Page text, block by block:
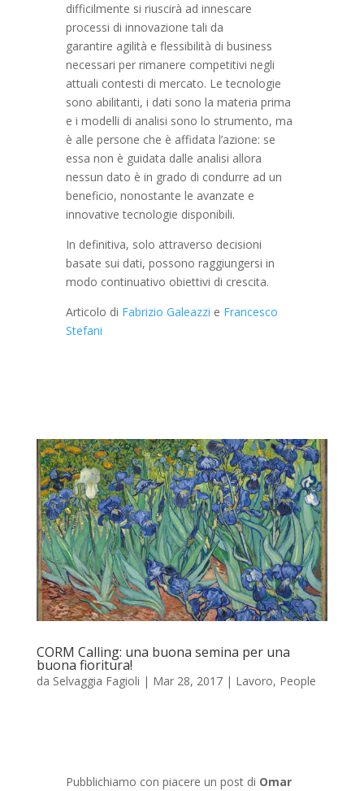
difficilmente si riuscirà ad innescare
processi di innovazione tali da
garantire agilità e flessibilità di business
necessari per rimanere competitivi negli
attuali contesti di mercato. Le tecnologie
sono abilitanti, i dati sono la materia prima
e i modelli di analisi sono lo strumento, ma
è alle persone che è affidata l’azione: se
essa non è guidata dalle analisi allora
nessun dato è in grado di condurre ad un
beneficio, nonostante le avanzate e
innovative tecnologie disponibili.
In definitiva, solo attraverso decisioni
basate sui dati, possono raggiungersi in
modo continuativo obiettivi di crescita.
Articolo di Fabrizio Galeazzi e Francesco
Stefani
CORM Calling: una buona semina per una
buona fioritura!
da Selvaggia Fagioli | Mar 28, 2017| Lavoro, People
Pubblichiamo con piacere un post di Omar